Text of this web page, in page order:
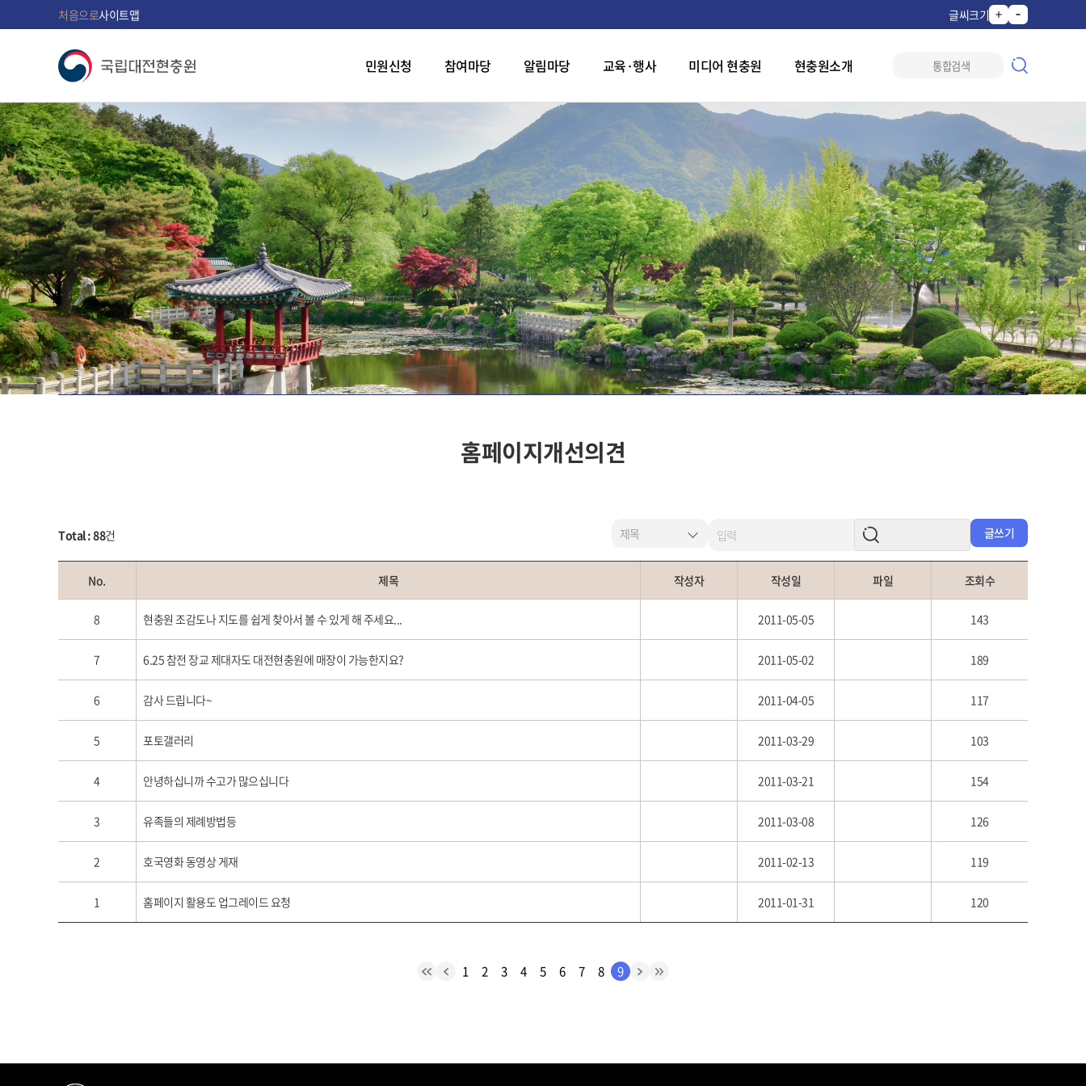
처음으로사이트맵 글씨크기
민원신청 참여마당 알림마당 교육·행사 미디어 현충원 현충원소개
홈페이지개선의견
Total : 88건 글쓰기
No. 제목 작성자 작성일 파일 조회수
8 현충원 조감도나 지도를 쉽게 찾아서 볼 수 있게 해 주세요... 2011-05-05 143
7 6.25 참전 장교 제대자도 대전현충원에 매장이 가능한지요? 2011-05-02 189
6 감사 드립니다~ 2011-04-05 117
5 포토갤러리 2011-03-29 103
4 안녕하십니까 수고가 많으십니다 2011-03-21 154
3 유족들의 제례방법등 2011-03-08 126
2 호국영화 동영상 게재 2011-02-13 119
1 홈페이지 활용도 업그레이드 요청 2011-01-31 120
1 2 3 4 5 6 7 8 9